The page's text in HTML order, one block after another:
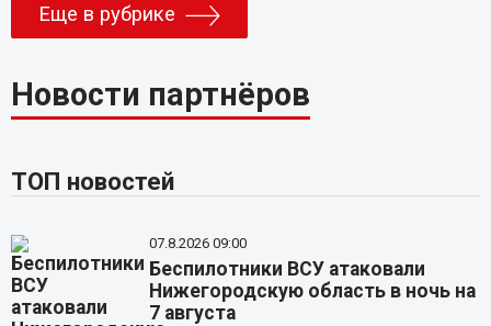
Еще в рубрике
Новости партнёров
ТОП новостей
07.8.2026 09:00
Беспилотники ВСУ атаковали
Нижегородскую область в ночь на
7 августа